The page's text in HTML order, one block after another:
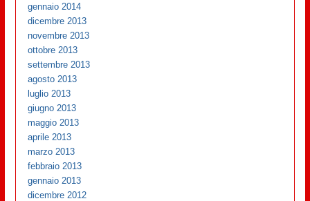
gennaio 2014
dicembre 2013
novembre 2013
ottobre 2013
settembre 2013
agosto 2013
luglio 2013
giugno 2013
maggio 2013
aprile 2013
marzo 2013
febbraio 2013
gennaio 2013
dicembre 2012